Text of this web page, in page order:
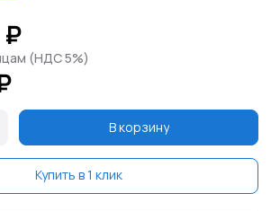
(НДС 5%)
В корзину
Купить в 1 клик